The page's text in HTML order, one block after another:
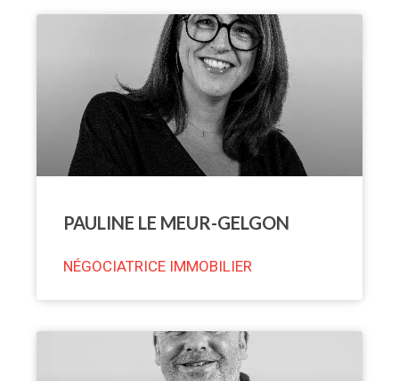
PAULINE LE MEUR-GELGON
NÉGOCIATRICE IMMOBILIER